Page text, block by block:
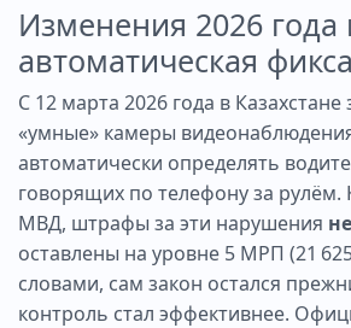
Изменения 2026 года
автоматическая
С 12 марта 2026 года в Казахстане
«умные» камеры
автоматически определять
говорящих по телефону за
МВД, штрафы за эти нарушения
оставлены на уровне 5 МРП (21
словами, сам закон остался
контроль стал эффективнее.